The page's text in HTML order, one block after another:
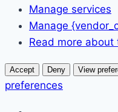
Manage services
Manage
Read more about
Accept Deny View
preferences